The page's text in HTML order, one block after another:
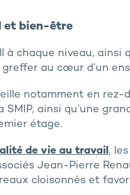
et bien-être
à chaque niveau,
greffer au cœur d’un
notamment en
SMIP, ainsi qu’une
étage.
de vie au travail,
Jean-Pierre
cloisonnés et